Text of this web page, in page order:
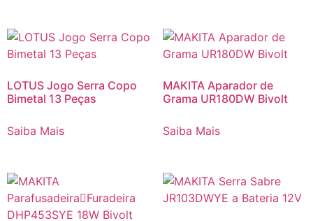
LOTUS Jogo Serra Copo
Bimetal 13 Peças
Saiba Mais
MAKITA Aparador de
Grama UR180DW Bivolt
Saiba Mais